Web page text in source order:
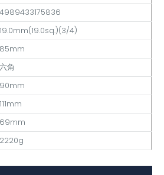
4989433175836
19.0mm(19.0sq.)(3/4)
85mm
六角
90mm
111mm
69mm
2220g